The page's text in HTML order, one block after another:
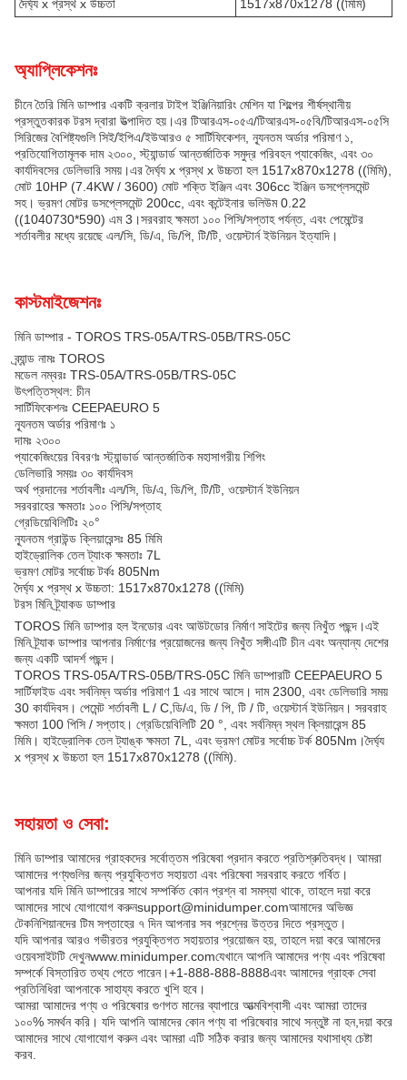
দৈর্ঘ্য x প্রস্থ x উচ্চতা 1517x870x1278 ((মিমি)
অ্যাপ্লিকেশনঃ
চীনে তৈরি মিনি ডাম্পার একটি ক্রলার টাইপ ইঞ্জিনিয়ারিং মেশিন যা শিল্পের শীর্ষস্থানীয়
প্রস্তুতকারক টরস দ্বারা উত্পাদিত হয়।এর টিআরএস-০৫এ/টিআরএস-০৫বি/টিআরএস-০৫সি
সিরিজের বৈশিষ্ট্যগুলি সিই/ইপিএ/ইউআরও ৫ সার্টিফিকেশন, ন্যূনতম অর্ডার পরিমাণ ১,
প্রতিযোগিতামূলক দাম ২৩০০, স্ট্যান্ডার্ড আন্তর্জাতিক সমুদ্র পরিবহন প্যাকেজিং, এবং ৩০
কার্যদিবসের ডেলিভারি সময়।এর দৈর্ঘ্য x প্রস্থ x উচ্চতা হল 1517x870x1278 ((মিমি),
মোট 10HP (7.4KW / 3600) মোট শক্তি ইঞ্জিন এবং 306cc ইঞ্জিন ডসপ্লেসমেন্ট
সহ। ভ্রমণ মোটর ডসপ্লেসমেন্ট 200cc, এবং কন্টেইনার ভলিউম 0.22
((1040730*590) এম 3।সরবরাহ ক্ষমতা ১০০ পিসি/সপ্তাহ পর্যন্ত, এবং পেমেন্টের
শর্তাবলীর মধ্যে রয়েছে এল/সি, ডি/এ, ডি/পি, টি/টি, ওয়েস্টার্ন ইউনিয়ন ইত্যাদি।
কাস্টমাইজেশনঃ
মিনি ডাম্পার - TOROS TRS-05A/TRS-05B/TRS-05C
ব্র্যান্ড নামঃ TOROS
মডেল নম্বরঃ TRS-05A/TRS-05B/TRS-05C
উৎপত্তিস্থল: চীন
সার্টিফিকেশনঃ CEEPAEURO 5
ন্যূনতম অর্ডার পরিমাণঃ ১
দামঃ ২৩০০
প্যাকেজিংয়ের বিবরণঃ স্ট্যান্ডার্ড আন্তর্জাতিক মহাসাগরীয় শিপিং
ডেলিভারি সময়ঃ ৩০ কার্যদিবস
অর্থ প্রদানের শর্তাবলীঃ এল/সি, ডি/এ, ডি/পি, টি/টি, ওয়েস্টার্ন ইউনিয়ন
সরবরাহের ক্ষমতাঃ ১০০ পিসি/সপ্তাহ
গ্রেডিয়েবিলিটিঃ ২০°
ন্যূনতম গ্রাউন্ড ক্লিয়ারেন্সঃ 85 মিমি
হাইড্রোলিক তেল ট্যাংক ক্ষমতাঃ 7L
ভ্রমণ মোটর সর্বোচ্চ টর্কঃ 805Nm
দৈর্ঘ্য x প্রস্থ x উচ্চতা: 1517x870x1278 ((মিমি)
টরস মিনি ট্র্যাকড ডাম্পার
TOROS মিনি ডাম্পার হল ইনডোর এবং আউটডোর নির্মাণ সাইটের জন্য নিখুঁত পছন্দ।এই
মিনি ট্র্যাক ডাম্পার আপনার নির্মাণের প্রয়োজনের জন্য নিখুঁত সঙ্গীএটি চীন এবং অন্যান্য দেশের
জন্য একটি আদর্শ পছন্দ।
TOROS TRS-05A/TRS-05B/TRS-05C মিনি ডাম্পারটি CEEPAEURO 5
সার্টিফাইড এবং সর্বনিম্ন অর্ডার পরিমাণ 1 এর সাথে আসে। দাম 2300, এবং ডেলিভারি সময়
30 কার্যদিবস। পেমেন্ট শর্তাবলী L / C,ডি/এ, ডি / পি, টি / টি, ওয়েস্টার্ন ইউনিয়ন। সরবরাহ
ক্ষমতা 100 পিসি / সপ্তাহ। গ্রেডিয়েবিলিটি 20 °, এবং সর্বনিম্ন স্থল ক্লিয়ারেন্স 85
মিমি। হাইড্রোলিক তেল ট্যাঙ্ক ক্ষমতা 7L, এবং ভ্রমণ মোটর সর্বোচ্চ টর্ক 805Nm।দৈর্ঘ্য
x প্রস্থ x উচ্চতা হল 1517x870x1278 ((মিমি).
সহায়তা ও সেবা:
মিনি ডাম্পার আমাদের গ্রাহকদের সর্বোত্তম পরিষেবা প্রদান করতে প্রতিশ্রুতিবদ্ধ। আমরা
আমাদের পণ্যগুলির জন্য প্রযুক্তিগত সহায়তা এবং পরিষেবা সরবরাহ করতে গর্বিত।
আপনার যদি মিনি ডাম্পারের সাথে সম্পর্কিত কোন প্রশ্ন বা সমস্যা থাকে, তাহলে দয়া করে
আমাদের সাথে যোগাযোগ করুনsupport@minidumper.comআমাদের অভিজ্ঞ
টেকনিশিয়ানদের টিম সপ্তাহের ৭ দিন আপনার সব প্রশ্নের উত্তর দিতে প্রস্তুত।
যদি আপনার আরও গভীরতর প্রযুক্তিগত সহায়তার প্রয়োজন হয়, তাহলে দয়া করে আমাদের
ওয়েবসাইটটি দেখুনwww.minidumper.comযেখানে আপনি আমাদের পণ্য এবং পরিষেবা
সম্পর্কে বিস্তারিত তথ্য পেতে পারেন।+1-888-888-8888এবং আমাদের গ্রাহক সেবা
প্রতিনিধিরা আপনাকে সাহায্য করতে খুশি হবে।
আমরা আমাদের পণ্য ও পরিষেবার গুণগত মানের ব্যাপারে আত্মবিশ্বাসী এবং আমরা তাদের
১০০% সমর্থন করি। যদি আপনি আমাদের কোন পণ্য বা পরিষেবার সাথে সন্তুষ্ট না হন,দয়া করে
আমাদের সাথে যোগাযোগ করুন এবং আমরা এটি সঠিক করার জন্য আমাদের যথাসাধ্য চেষ্টা
করব.